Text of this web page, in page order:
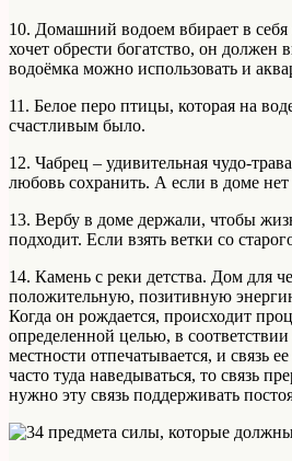
10. Домашний водоем вбирает в
хочет обрести богатство, он должен
водоёмка можно использовать и
11. Белое перо птицы, которая на
счастливым было.
12. Чабрец – удивительная чудо-
любовь сохранить. А если в доме нет
13. Вербу в доме держали, чтобы
подходит. Если взять ветки со
14. Камень с реки детства. Дом для
положительную, позитивную
Когда он рождается, происходит
определенной целью, в
местности отпечатывается, и связь
часто туда наведываться, то связь
нужно эту связь поддерживать